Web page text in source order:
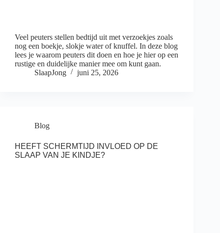
Veel peuters stellen bedtijd uit met verzoekjes zoals
nog een boekje, slokje water of knuffel. In deze blog
lees je waarom peuters dit doen en hoe je hier op een
rustige en duidelijke manier mee om kunt gaan.
SlaapJong
juni 25, 2026
Blog
HEEFT SCHERMTIJD INVLOED OP DE
SLAAP VAN JE KINDJE?